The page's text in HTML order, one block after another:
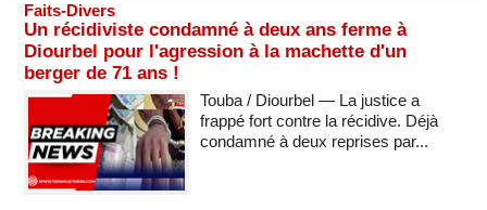
Faits-Divers
Un récidiviste condamné à deux ans ferme à
Diourbel pour l'agression à la machette d'un
berger de 71 ans !
Touba / Diourbel — La justice a
frappé fort contre la récidive. Déjà
condamné à deux reprises par...